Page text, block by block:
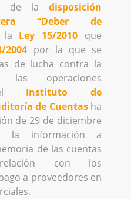
de ladisposición
“Deber de
Ley 15/2010 que
2004 por la que se
de lucha contra la
las operaciones
el Instituto de
de Cuentasha
de 29 de diciembre
la información a
de las cuentas
con los
a proveedores en